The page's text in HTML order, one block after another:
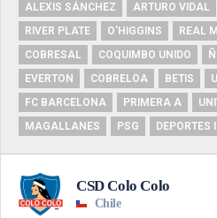
ALEXIS SÁNCHEZ
ARTURO VIDAL
RIVER PLATE
O'HIGGINS REAL
COBRESAL
COQUIMBO UNIDO
EVERTON
COBRELOA BETIS
FC BARCELONA
PRIMERA A
MAGALLANES
PSG DEPORTES